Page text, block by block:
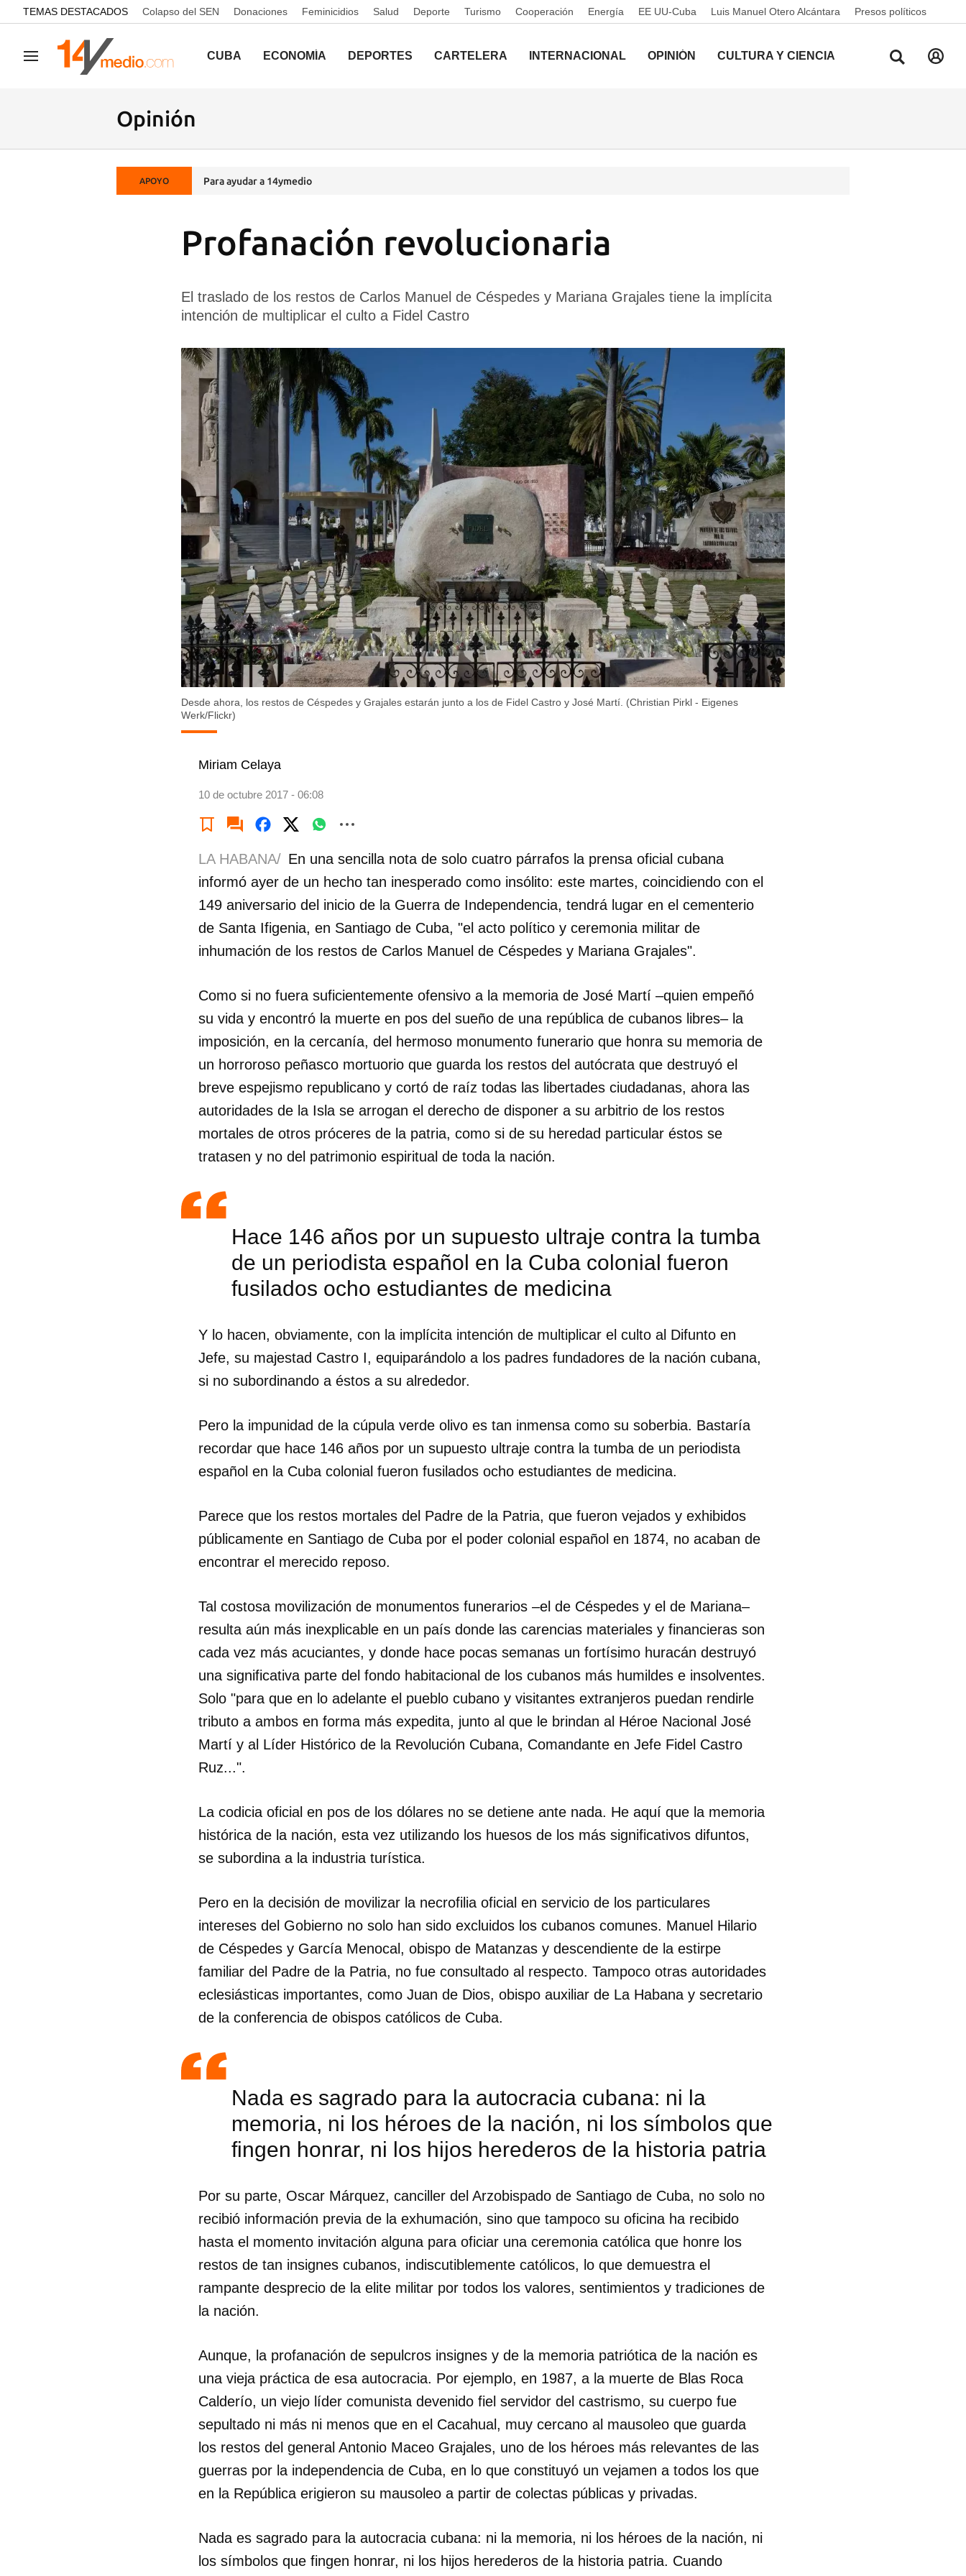
common.go-to-content
TEMAS DESTACADOS Colapso del SEN Donaciones Feminicidios Salud Deporte Turismo Cooperación Energía EE UU-Cuba Luis Manuel Otero Alcántara Presos políticos
Navegación CUBA ECONOMÍA DEPORTES CARTELERA INTERNACIONAL OPINIÓN CULTURA Y CIENCIA
Opinión
APOYO Para ayudar a 14ymedio
Profanación revolucionaria
El traslado de los restos de Carlos Manuel de Céspedes y Mariana Grajales tiene la implícita
intención de multiplicar el culto a Fidel Castro
Desde ahora, los restos de Céspedes y Grajales estarán junto a los de Fidel Castro y José Martí. (Christian Pirkl - Eigenes
Werk/Flickr)
Miriam Celaya
10 de octubre 2017 - 06:08
Guardar como favorito
cuenta de 14ymedio.
CANCELAR
LA HABANA/ En una sencilla nota de solo cuatro párrafos la prensa oficial cubana
informó ayer de un hecho tan inesperado como insólito: este martes, coincidiendo con el
149 aniversario del inicio de la Guerra de Independencia, tendrá lugar en el cementerio
de Santa Ifigenia, en Santiago de Cuba, "el acto político y ceremonia militar de
inhumación de los restos de Carlos Manuel de Céspedes y Mariana Grajales".
Como si no fuera suficientemente ofensivo a la memoria de José Martí –quien empeñó
su vida y encontró la muerte en pos del sueño de una república de cubanos libres– la
imposición, en la cercanía, del hermoso monumento funerario que honra su memoria de
un horroroso peñasco mortuorio que guarda los restos del autócrata que destruyó el
breve espejismo republicano y cortó de raíz todas las libertades ciudadanas, ahora las
autoridades de la Isla se arrogan el derecho de disponer a su arbitrio de los restos
mortales de otros próceres de la patria, como si de su heredad particular éstos se
tratasen y no del patrimonio espiritual de toda la nación.
Hace 146 años por un supuesto ultraje contra la tumba
de un periodista español en la Cuba colonial fueron
fusilados ocho estudiantes de medicina
Y lo hacen, obviamente, con la implícita intención de multiplicar el culto al Difunto en
Jefe, su majestad Castro I, equiparándolo a los padres fundadores de la nación cubana,
si no subordinando a éstos a su alrededor.
Pero la impunidad de la cúpula verde olivo es tan inmensa como su soberbia. Bastaría
recordar que hace 146 años por un supuesto ultraje contra la tumba de un periodista
español en la Cuba colonial fueron fusilados ocho estudiantes de medicina.
Parece que los restos mortales del Padre de la Patria, que fueron vejados y exhibidos
públicamente en Santiago de Cuba por el poder colonial español en 1874, no acaban de
encontrar el merecido reposo.
Tal costosa movilización de monumentos funerarios –el de Céspedes y el de Mariana–
resulta aún más inexplicable en un país donde las carencias materiales y financieras son
cada vez más acuciantes, y donde hace pocas semanas un fortísimo huracán destruyó
una significativa parte del fondo habitacional de los cubanos más humildes e insolventes.
Solo "para que en lo adelante el pueblo cubano y visitantes extranjeros puedan rendirle
tributo a ambos en forma más expedita, junto al que le brindan al Héroe Nacional José
Martí y al Líder Histórico de la Revolución Cubana, Comandante en Jefe Fidel Castro
Ruz...".
La codicia oficial en pos de los dólares no se detiene ante nada. He aquí que la memoria
histórica de la nación, esta vez utilizando los huesos de los más significativos difuntos,
se subordina a la industria turística.
Pero en la decisión de movilizar la necrofilia oficial en servicio de los particulares
intereses del Gobierno no solo han sido excluidos los cubanos comunes. Manuel Hilario
de Céspedes y García Menocal, obispo de Matanzas y descendiente de la estirpe
familiar del Padre de la Patria, no fue consultado al respecto. Tampoco otras autoridades
eclesiásticas importantes, como Juan de Dios, obispo auxiliar de La Habana y secretario
de la conferencia de obispos católicos de Cuba.
Nada es sagrado para la autocracia cubana: ni la
memoria, ni los héroes de la nación, ni los símbolos que
fingen honrar, ni los hijos herederos de la historia patria
Por su parte, Oscar Márquez, canciller del Arzobispado de Santiago de Cuba, no solo no
recibió información previa de la exhumación, sino que tampoco su oficina ha recibido
hasta el momento invitación alguna para oficiar una ceremonia católica que honre los
restos de tan insignes cubanos, indiscutiblemente católicos, lo que demuestra el
rampante desprecio de la elite militar por todos los valores, sentimientos y tradiciones de
la nación.
Aunque, la profanación de sepulcros insignes y de la memoria patriótica de la nación es
una vieja práctica de esa autocracia. Por ejemplo, en 1987, a la muerte de Blas Roca
Calderío, un viejo líder comunista devenido fiel servidor del castrismo, su cuerpo fue
sepultado ni más ni menos que en el Cacahual, muy cercano al mausoleo que guarda
los restos del general Antonio Maceo Grajales, uno de los héroes más relevantes de las
guerras por la independencia de Cuba, en lo que constituyó un vejamen a todos los que
en la República erigieron su mausoleo a partir de colectas públicas y privadas.
Nada es sagrado para la autocracia cubana: ni la memoria, ni los héroes de la nación, ni
los símbolos que fingen honrar, ni los hijos herederos de la historia patria. Cuando